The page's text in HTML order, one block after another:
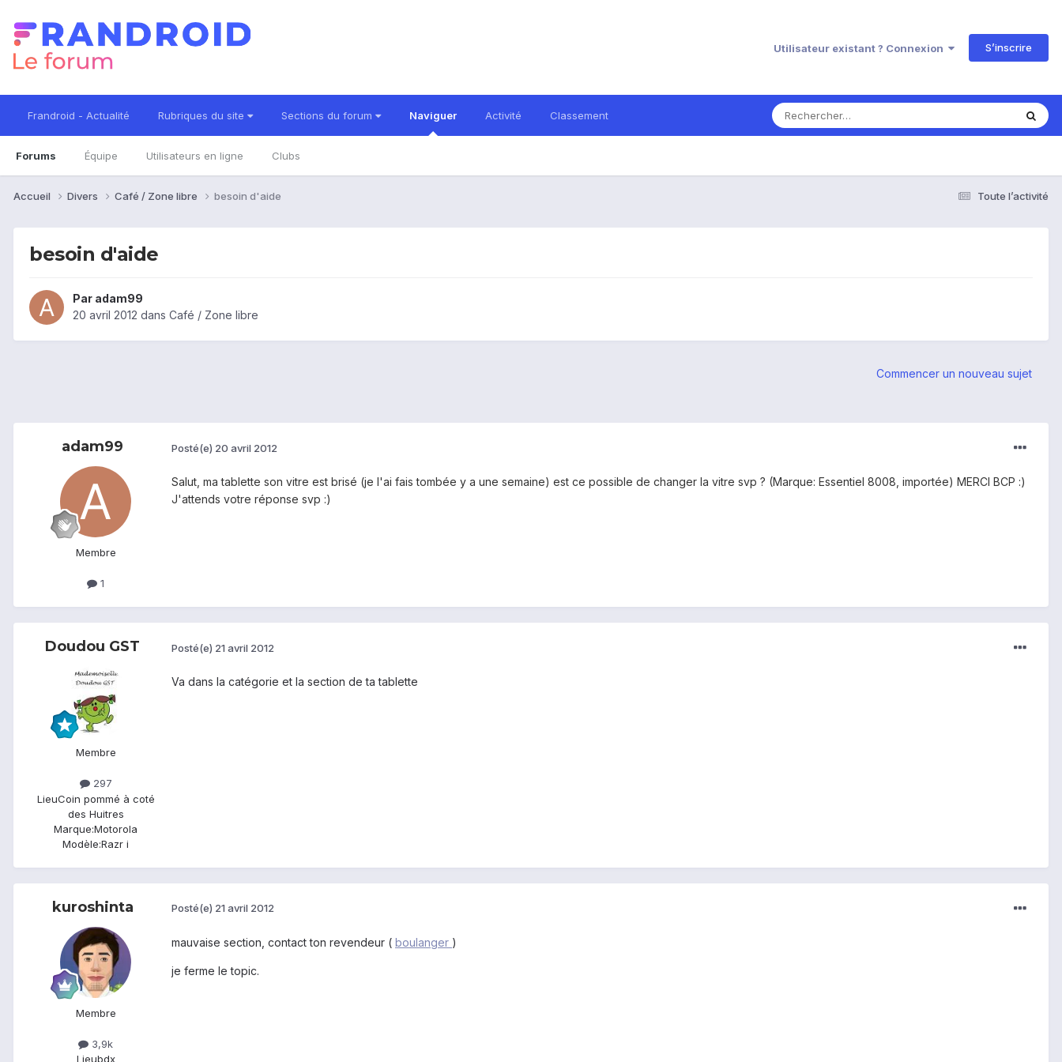
Utilisateur existant ? Connexion S’inscrire
Frandroid - Actualité Rubriques du site Sections du forum Naviguer
Forums Équipe Utilisateurs en ligne Clubs
Activité Classement
Toute l’activité
Accueil Divers Café / Zone libre besoin d'aide
besoin d'aide
Par adam99
20 avril 2012 dans Café / Zone libre
Commencer un nouveau sujet
adam99
Membre
1
Posté(e) 20 avril 2012
Salut, ma tablette son vitre est brisé (je l'ai fais tombée y a une semaine) est ce possible de changer la vitre svp ? (Marque: Essentiel 8008, importée) MERCI BCP :)
J'attends votre réponse svp :)
Doudou GST
Membre
297
LieuCoin pommé à coté
des Huitres
Marque:Motorola
Modèle:Razr i
Posté(e) 21 avril 2012
Va dans la catégorie et la section de ta tablette
kuroshinta
Membre
3,9k
Lieubdx
Posté(e) 21 avril 2012
mauvaise section, contact ton revendeur ( boulanger )
je ferme le topic.